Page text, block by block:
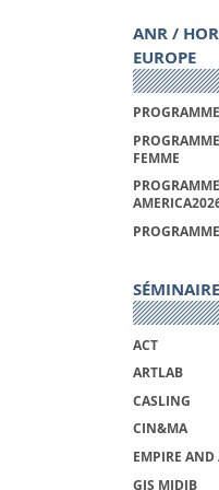
ANR /
EUROPE
FEMME
ACT
ARTLAB
CASLING
CIN&MA
EMPIRE AND
GIS MIDIB